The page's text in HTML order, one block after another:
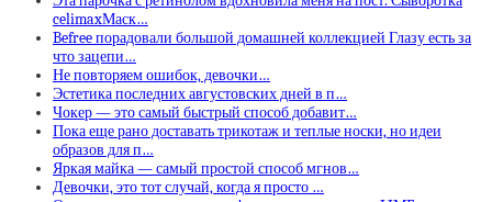
celimaxМаск…
Befree порадовали большой домашней коллекцией Глазу есть за
что зацепи…
Не повторяем ошибок, девочки…
Эстетика последних августовских дней в п…
Чокер — это самый быстрый способ добавит…
Пока еще рано доставать трикотаж и теплые носки, но идеи
образов для п…
Яркая майка — самый простой способ мгнов…
Девочки, это тот случай, когда я просто …